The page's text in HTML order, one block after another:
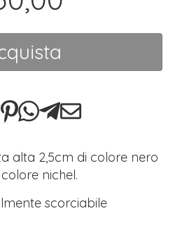
alta 2,5cm di colore nero
nichel.
scorciabile